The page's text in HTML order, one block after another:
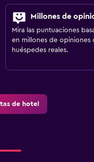
Millones de
Mira las puntuaciones
en millones de opiniones
huéspedes reales.
de hotel